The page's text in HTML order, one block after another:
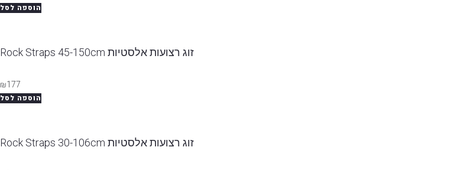
הוספה לסל
זוג רצועות אלסטיות Rock Straps 45-150cm
₪177
הוספה לסל
זוג רצועות אלסטיות Rock Straps 30-106cm